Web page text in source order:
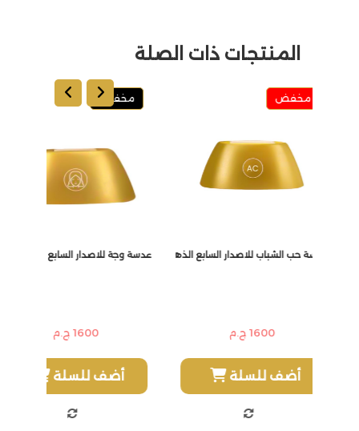
المنتجات ذات الصلة
مخفض
عدسة وجة للاصدار السابع الذهبي
1600 ج.م
أضف للسلة
عدسة حب الشباب للاصدار السابع الذهبي والسلفر
1600 ج.م
أضف للسلة
السابع الذهبي والسلفر